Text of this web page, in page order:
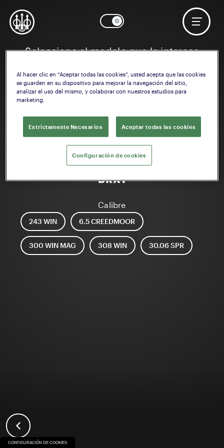
Seleccione el modelo que le interese
BRX1
Calibre
243 WIN 6.5 CREEDMOOR
300 WIN MAG 308 WIN 30.06 SPR
CONFIGURACIÓN DE COOKIES
Al hacer clic en “Aceptar todas las cookies”, usted acepta que las cookies
se guarden en su dispositivo para mejorar la navegación del sitio,
analizar el uso del mismo, y colaborar con nuestros estudios para
marketing.
Estrictamente Necesarios Aceptar todas las cookies
Configuración de cookies